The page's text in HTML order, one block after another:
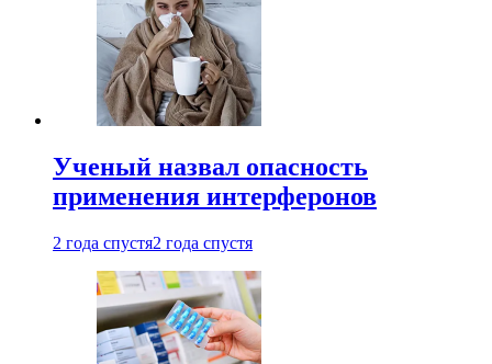
Ученый назвал опасность
применения интерферонов
2 года спустя2 года спустя